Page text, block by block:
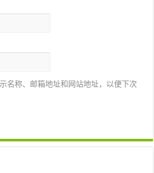
名称、邮箱地址和网站地址，以便下次